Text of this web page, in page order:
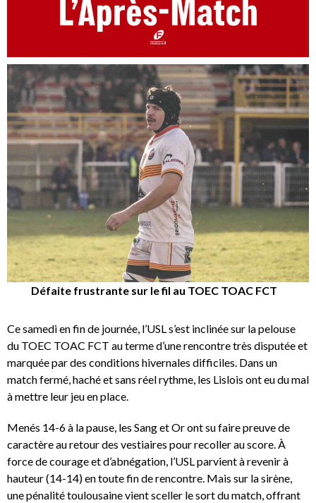
Défaite frustrante sur le fil au TOEC TOAC FCT
Ce samedi en fin de journée, l’USL s’est inclinée sur la pelouse
du TOEC TOAC FCT au terme d’une rencontre très disputée et
marquée par des conditions hivernales difficiles. Dans un
match fermé, haché et sans réel rythme, les Lislois ont eu du mal
à mettre leur jeu en place.
Menés 14-6 à la pause, les Sang et Or ont su faire preuve de
caractère au retour des vestiaires pour recoller au score. À
force de courage et d’abnégation, l’USL parvient à revenir à
hauteur (14-14) en toute fin de rencontre. Mais sur la sirène,
une pénalité toulousaine vient sceller le sort du match, offrant